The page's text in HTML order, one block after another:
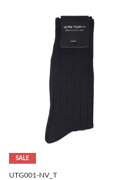
SALE
UTG001-NV_T